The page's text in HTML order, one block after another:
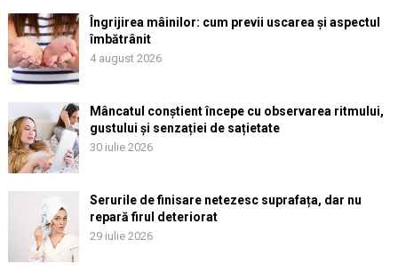
Îngrijirea mâinilor: cum previi uscarea și aspectul
îmbătrânit
4 august 2026
Mâncatul conștient începe cu observarea ritmului,
gustului și senzației de sațietate
30 iulie 2026
Serurile de finisare netezesc suprafața, dar nu
repară firul deteriorat
29 iulie 2026